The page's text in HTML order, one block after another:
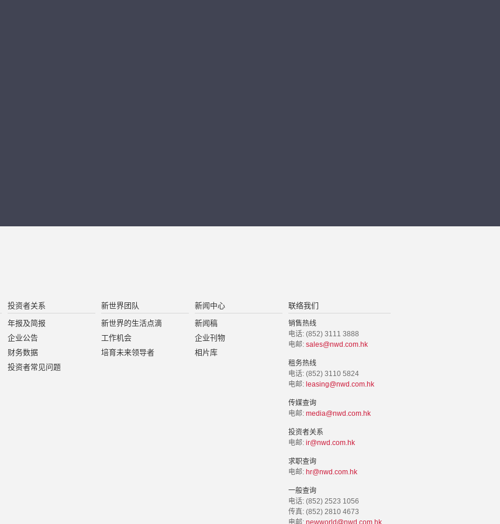
投资者关系
年报及简报
企业公告
财务数据
投资者常见问题
新世界团队
新世界的生活点滴
工作机会
培育未来领导者
新闻中心
新闻稿
企业刊物
相片库
联络我们
销售热线
电话: (852) 3111 3888
电邮: sales@nwd.com.hk
租务热线
电话: (852) 3110 5824
电邮: leasing@nwd.com.hk
传媒查询
电邮: media@nwd.com.hk
投资者关系
电邮: ir@nwd.com.hk
求职查询
电邮: hr@nwd.com.hk
一般查询
电话: (852) 2523 1056
传真: (852) 2810 4673
电邮: newworld@nwd.com.hk